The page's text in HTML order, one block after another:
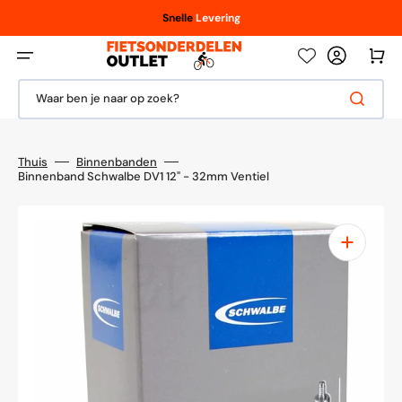
content
SnelleLevering
Vanaf € 100,- / € 150,-Scherpeprijzen
Waar ben je naar op zoek?
Thuis
Binnenbanden
Binnenband Schwalbe DV1 12" - 32mm Ventiel